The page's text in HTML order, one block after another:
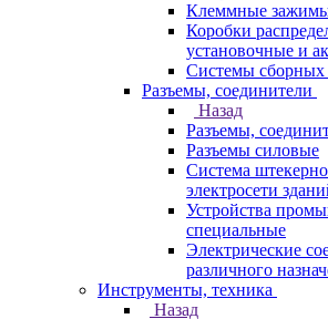
Клеммные
Коробки
установочные и
Системы
Разъемы, соединители
Назад
Разъемы,
Разъемы силовые
Система
электросети
Устройства
специальные
Электрические
различного
Инструменты, техника
Назад